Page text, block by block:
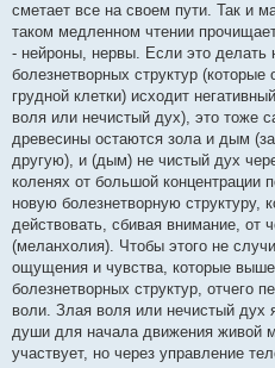
сметает все на своем пути. Так и
таком медленном чтении
- нейроны, нервы. Если это делать
болезнетворных структур
грудной клетки) исходит
воля или нечистый дух), это тоже
древесины остаются зола и дым
другую), и (дым) не чистый дух
коленях от большой концентрации
новую болезнетворную структуру,
действовать, сбивая внимание, от
(меланхолия). Чтобы этого не
ощущения и чувства, которые
болезнетворных структур, отчего
воли. Злая воля или нечистый дух
души для начала движения живой
участвует, но через управление